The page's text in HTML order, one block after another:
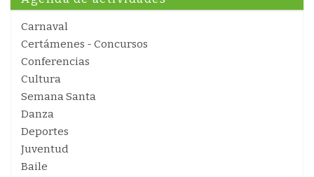
Carnaval
Certámenes - Concursos
Conferencias
Cultura
Semana Santa
Danza
Deportes
Juventud
Baile